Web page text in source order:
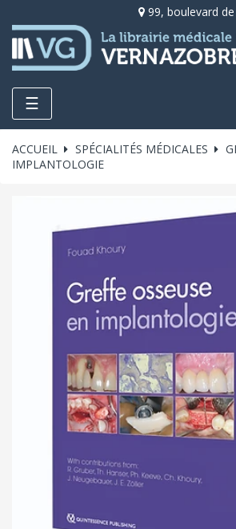
99, boulevard
Toggle
navigation
☰
ACCUEIL SPÉCIALITÉS MÉDICALES
IMPLANTOLOGIE